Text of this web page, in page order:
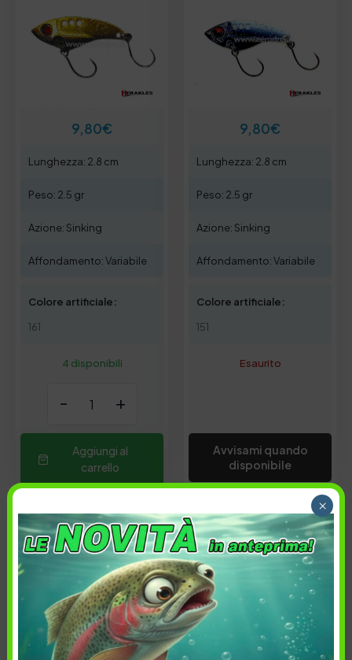
9,80€
Lunghezza: 2.8 cm
Peso: 2.5 gr
Azione: Sinking
Affondamento: Variabile
Colore artificiale:
161
4 disponibili
- +
Aggiungi al
carrello
9,80€
Lunghezza: 2.8 cm
Peso: 2.5 gr
Azione: Sinking
Affondamento: Variabile
Colore artificiale:
151
Esaurito
Avvisami quando
disponibile
×